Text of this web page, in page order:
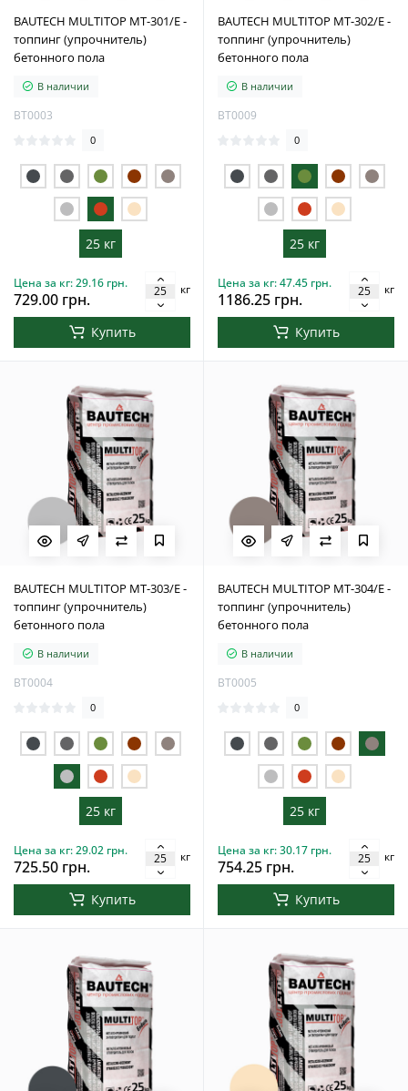
BAUTECH MULTITOP MT-301/E -
топпинг (упрочнитель)
бетонного пола
В наличии
BT0003
0
25 кг
Цена за кг: 29.16 грн.
729.00 грн.
кг
Купить
BAUTECH MULTITOP MT-302/E -
топпинг (упрочнитель)
бетонного пола
В наличии
BT0009
0
25 кг
Цена за кг: 47.45 грн.
1186.25 грн.
кг
Купить
BAUTECH MULTITOP MT-303/E -
топпинг (упрочнитель)
бетонного пола
В наличии
BT0004
0
25 кг
Цена за кг: 29.02 грн.
725.50 грн.
кг
Купить
BAUTECH MULTITOP MT-304/E -
топпинг (упрочнитель)
бетонного пола
В наличии
BT0005
0
25 кг
Цена за кг: 30.17 грн.
754.25 грн.
кг
Купить